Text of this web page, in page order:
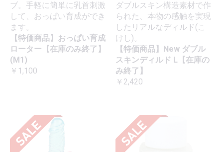
ブ。手軽に簡単に乳首刺激
して、おっぱい育成ができ
ます。
【特価商品】おっぱい育成
ローター【在庫のみ終了】
(M1)
￥1,100
ダブルスキン構造素材で作
られた、本物の感触を実現
したリアルなディルド(こ
けし)。
【特価商品】New ダブル
スキンディルド L【在庫の
み終了】
￥2,420